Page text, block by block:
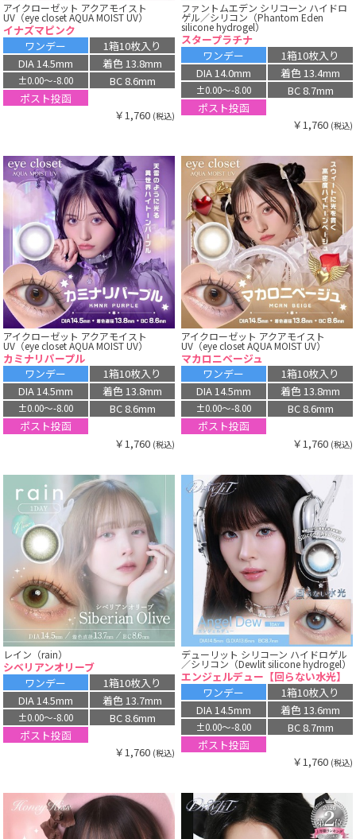
アイクローゼット アクアモイスト
UV（eye closet AQUA MOIST UV）
イナズマピンク
ワンデー
1箱10枚入り
DIA 14.5mm
着色 13.8mm
±0.00〜-8.00
BC 8.6mm
ポスト投函
￥1,760 (税込)
ファントムエデン シリコーン ハイドロ
ゲル／シリコン（Phantom Eden
silicone hydrogel）
スタープラチナ
ワンデー
1箱10枚入り
DIA 14.0mm
着色 13.4mm
±0.00〜-8.00
BC 8.7mm
ポスト投函
￥1,760 (税込)
アイクローゼット アクアモイスト
UV（eye closet AQUA MOIST UV）
カミナリパープル
ワンデー
1箱10枚入り
DIA 14.5mm
着色 13.8mm
±0.00〜-8.00
BC 8.6mm
ポスト投函
￥1,760 (税込)
アイクローゼット アクアモイスト
UV（eye closet AQUA MOIST UV）
マカロニベージュ
ワンデー
1箱10枚入り
DIA 14.5mm
着色 13.8mm
±0.00〜-8.00
BC 8.6mm
ポスト投函
￥1,760 (税込)
レイン（rain）
シベリアンオリーブ
ワンデー
1箱10枚入り
DIA 14.5mm
着色 13.7mm
±0.00〜-8.00
BC 8.6mm
ポスト投函
￥1,760 (税込)
デューリット シリコーン ハイドロゲル
／シリコン（Dewlit silicone hydrogel）
エンジェルデュー【回らない水光】
ワンデー
1箱10枚入り
DIA 14.5mm
着色 13.6mm
±0.00〜-8.00
BC 8.7mm
ポスト投函
￥1,760 (税込)